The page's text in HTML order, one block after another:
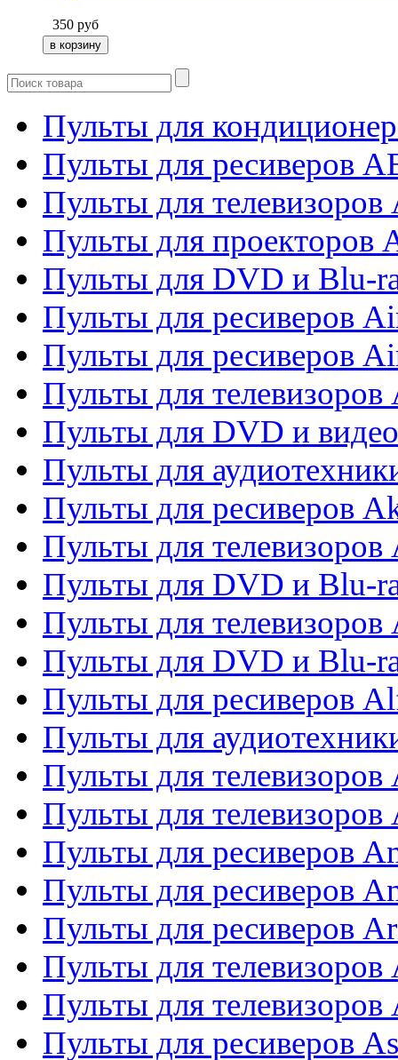
350 руб
Пульты для
Пульты для ресиверов
Пульты для телевизоров
Пульты для проекторов
Пульты для DVD и Blu-
Пульты для ресиверов
Пульты для ресиверов
Пульты для телевизоров
Пульты для DVD и
Пульты для
Пульты для ресиверов
Пульты для телевизоров
Пульты для DVD и Blu-
Пульты для
Пульты для DVD и Blu-
Пульты для ресиверов
Пульты для
Пульты для
Пульты для
Пульты для ресиверов
Пульты для ресиверов
Пульты для ресиверов
Пульты для
Пульты для телевизоров
Пульты для ресиверов